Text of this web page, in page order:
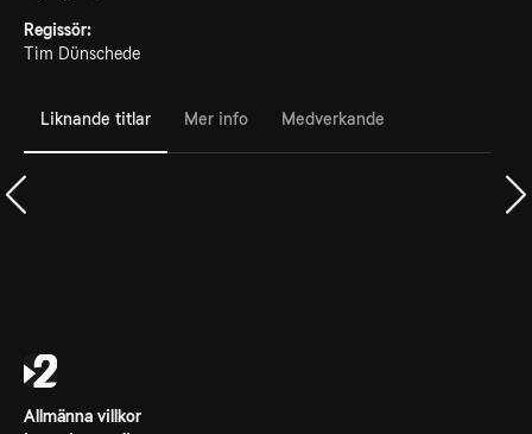
Regissör:
Tim Dünschede
Liknande titlar Mer info Medverkande
Allmänna villkor